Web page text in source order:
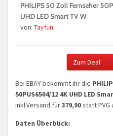
PHILIPS 50 Zoll Fernseher
UHD LED Smart TV W
von: Tayfun
Zum Deal
Bei EBAY bekommt ihr die
50PUS6504/12 4K UHD LED
inkl.Versand für379,90statt PVG
Daten Überblick: